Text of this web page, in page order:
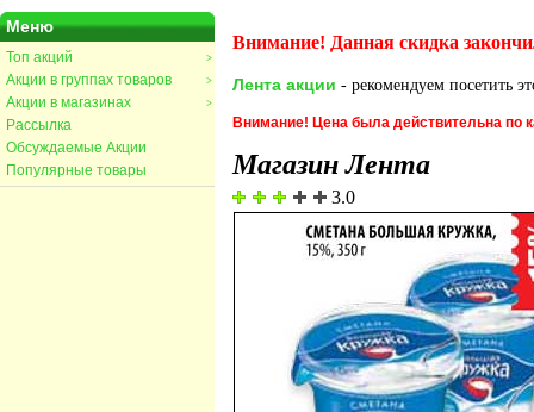
Меню
>
Топ акций
>
Акции в группах товаров
>
Акции в магазинах
Рассылка
Обсуждаемые Акции
Популярные товары
Внимание! Данная скидка
Лента акции - рекомендуем посетить
Внимание! Цена была действительна по
Магазин Лента
3.0